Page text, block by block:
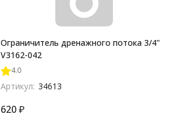
Ограничитель дренажного потока 3/4"
V3162-042
4.0
Артикул: 34613
620₽